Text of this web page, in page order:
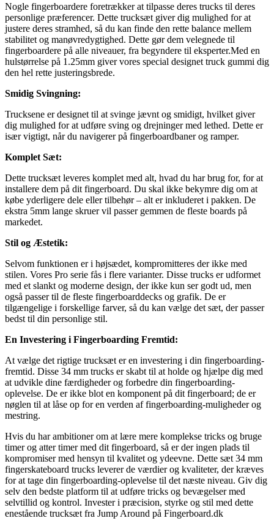
Nogle fingerboardere foretrækker at tilpasse deres trucks til deres
personlige præferencer. Dette trucksæt giver dig mulighed for at
justere deres stramhed, så du kan finde den rette balance mellem
stabilitet og manøvredygtighed. Dette gør dem velegnede til
fingerboardere på alle niveauer, fra begyndere til eksperter.Med en
hulstørrelse på 1.25mm giver vores special designet truck gummi dig
den hel rette justeringsbrede.
Smidig Svingning:
Trucksene er designet til at svinge jævnt og smidigt, hvilket giver
dig mulighed for at udføre sving og drejninger med lethed. Dette er
især vigtigt, når du navigerer på fingerboardbaner og ramper.
Komplet Sæt:
Dette trucksæt leveres komplet med alt, hvad du har brug for, for at
installere dem på dit fingerboard. Du skal ikke bekymre dig om at
købe yderligere dele eller tilbehør – alt er inkluderet i pakken. De
ekstra 5mm lange skruer vil passer gemmen de fleste boards på
markedet.
Stil og Æstetik:
Selvom funktionen er i højsædet, kompromitteres der ikke med
stilen. Vores Pro serie fås i flere varianter. Disse trucks er udformet
med et slankt og moderne design, der ikke kun ser godt ud, men
også passer til de fleste fingerboarddecks og grafik. De er
tilgængelige i forskellige farver, så du kan vælge det sæt, der passer
bedst til din personlige stil.
En Investering i Fingerboarding Fremtid:
At vælge det rigtige trucksæt er en investering i din fingerboarding-
fremtid. Disse 34 mm trucks er skabt til at holde og hjælpe dig med
at udvikle dine færdigheder og forbedre din fingerboarding-
oplevelse. De er ikke blot en komponent på dit fingerboard; de er
nøglen til at låse op for en verden af fingerboarding-muligheder og
mestring.
Hvis du har ambitioner om at lære mere komplekse tricks og bruge
timer og atter timer med dit fingerboard, så er der ingen plads til
kompromiser med hensyn til kvalitet og ydeevne. Dette sæt 34 mm
fingerskateboard trucks leverer de værdier og kvaliteter, der kræves
for at tage din fingerboarding-oplevelse til det næste niveau. Giv dig
selv den bedste platform til at udføre tricks og bevægelser med
selvtillid og kontrol. Invester i præcision, styrke og stil med dette
enestående trucksæt fra Jump Around på Fingerboard.dk